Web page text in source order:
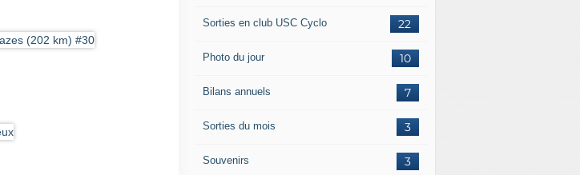
22
Sorties en club USC Cyclo
10
Photo du jour
7
Bilans annuels
3
Sorties du mois
3
Souvenirs